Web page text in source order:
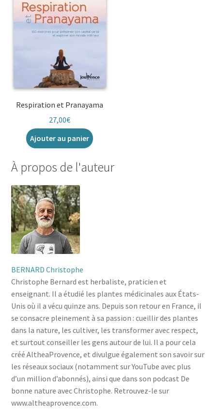
Respiration et Pranayama
27,00€
Ajouter au panier
À propos de l'auteur
BERNARD Christophe
Christophe Bernard est herbaliste, praticien et
enseignant. Il a étudié les plantes médicinales aux États-
Unis où il a vécu quinze ans. Depuis son retour en France, il
se consacre pleinement à sa passion : cueillir des plantes
dans la nature, les cultiver, les transformer avec respect,
et surtout conseiller les gens autour de lui. Il a pour cela
créé ­AltheaProvence, et divulgue également son savoir sur
les réseaux sociaux (notamment sur YouTube avec plus
d’un million d’abonnés), ainsi que dans son podcast De
bonne nature avec Christophe. Retrouvez-le sur
www.altheaprovence.com.